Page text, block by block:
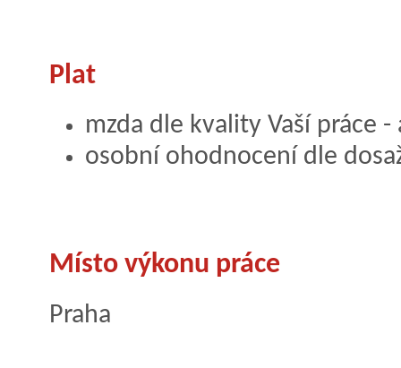
Plat
mzda dle kvality Vaší práce -
osobní ohodnocení dle
Místo výkonu práce
Praha